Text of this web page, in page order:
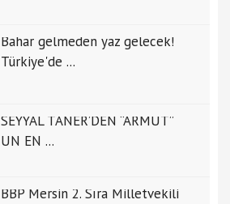
Bahar gelmeden yaz gelecek!
Türkiye'de ...
SEYYAL TANER’DEN “ARMUT”
UN EN ...
BBP Mersin 2. Sıra Milletvekili